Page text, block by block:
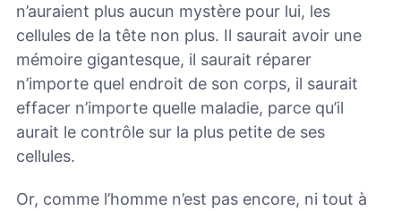
n’auraient plus aucun mystère pour lui, les
cellules de la tête non plus. Il saurait avoir une
mémoire gigantesque, il saurait réparer
n’importe quel endroit de son corps, il saurait
effacer n’importe quelle maladie, parce qu’il
aurait le contrôle sur la plus petite de ses
cellules.
Or, comme l’homme n’est pas encore, ni tout à